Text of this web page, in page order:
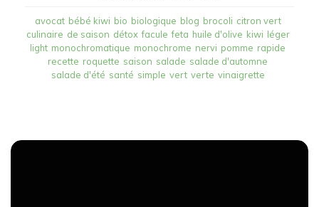
avocat bébé kiwi bio biologique blog brocoli citron vert
culinaire de saison détox facule feta huile d'olive kiwi léger
light monochromatique monochrome nervi pomme rapide
recette roquette saison salade salade d'automne
salade d'été santé simple vert verte vinaigrette